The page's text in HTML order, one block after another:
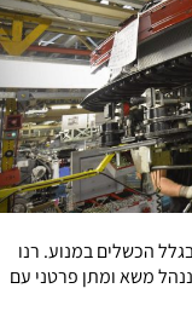
בגלל הכשלים במנוע. רנו
משא ומתן פרטני עם